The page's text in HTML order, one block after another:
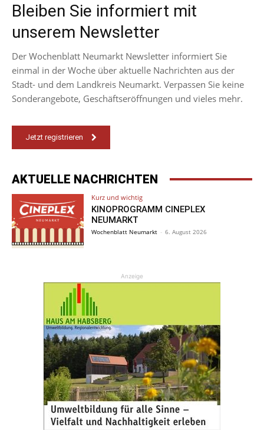
Bleiben Sie informiert mit
unserem Newsletter
Der Wochenblatt Neumarkt Newsletter informiert Sie
einmal in der Woche über aktuelle Nachrichten aus der
Stadt- und dem Landkreis Neumarkt. Verpassen Sie keine
Sonderangebote, Geschäftseröffnungen und vieles mehr.
Jetzt registrieren
AKTUELLE NACHRICHTEN
Kurz und wichtig
KINOPROGRAMM CINEPLEX
NEUMARKT
Wochenblatt Neumarkt - 6. August 2026
Anzeige